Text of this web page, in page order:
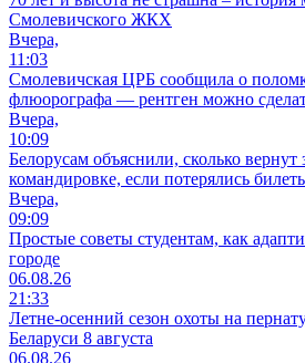
Смолевичского ЖКХ
Вчера,
11:03
Смолевичская ЦРБ сообщила о
флюорографа — рентген можно
Вчера,
10:09
Белорусам объяснили, сколько вернут
командировке, если потерялись
Вчера,
09:09
Простые советы студентам, как
городе
06.08.26
21:33
Летне-осенний сезон охоты на
Беларуси 8 августа
06.08.26